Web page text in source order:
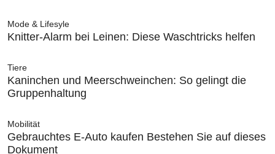
Mode & Lifesyle
Knitter-Alarm bei Leinen: Diese Waschtricks helfen
Tiere
Kaninchen und Meerschweinchen: So gelingt die
Gruppenhaltung
Mobilität
Gebrauchtes E-Auto kaufen Bestehen Sie auf dieses
Dokument